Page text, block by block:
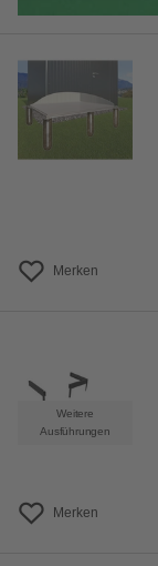
Merken
Weitere
Ausführungen
Merken